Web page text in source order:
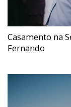
Casamento na
Fernando